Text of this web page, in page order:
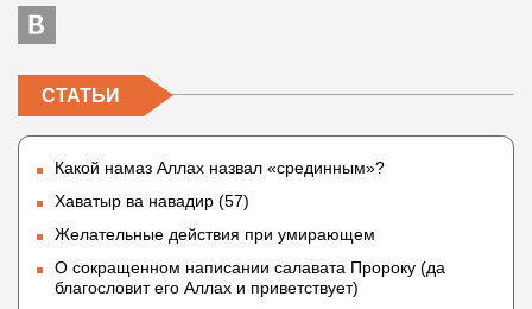
СТАТЬИ
Какой намаз Аллах назвал «срединным»?
Хаватыр ва навадир (57)
Желательные действия при умирающем
О сокращенном написании салавата Пророку (да
благословит его Аллах и приветствует)